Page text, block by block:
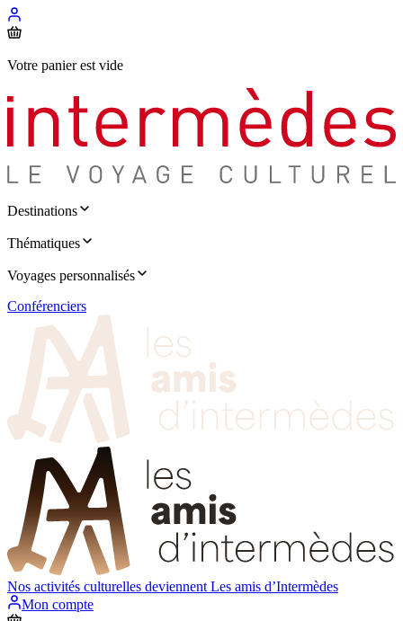
Votre panier est vide
Destinations
Thématiques
Voyages personnalisés
Conférenciers
Nos activités culturelles deviennent Les amis d’Intermèdes
Mon compte